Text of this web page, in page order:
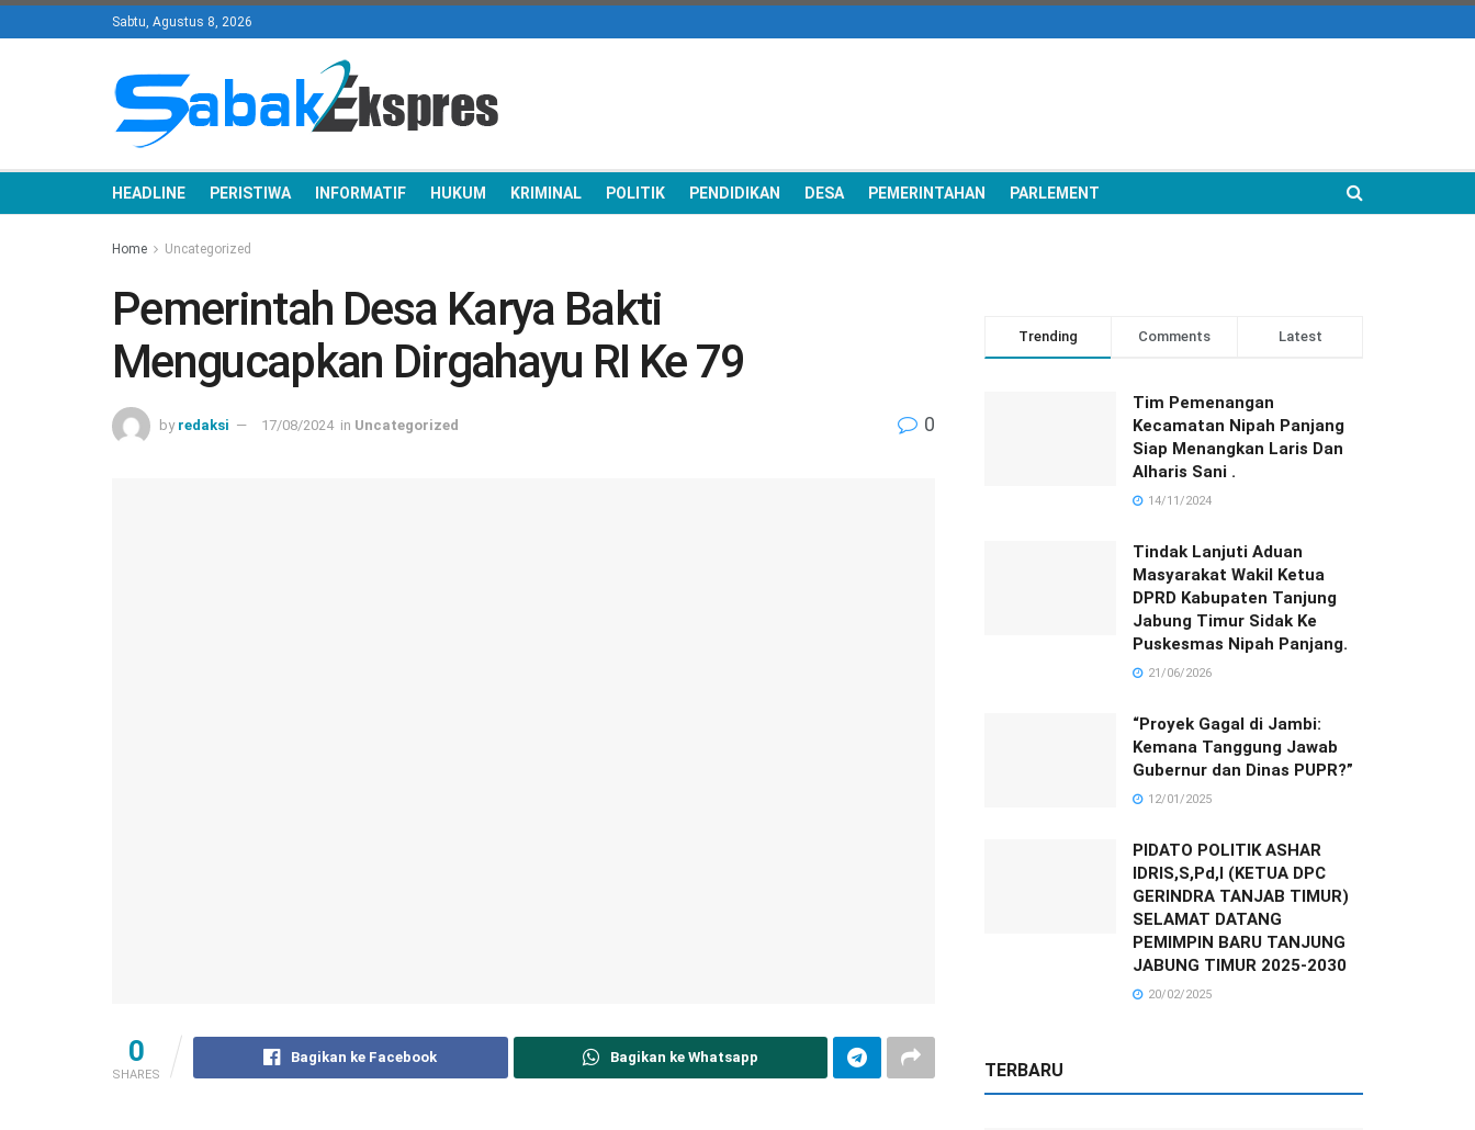
Sabtu, Agustus 8, 2026
HEADLINE PERISTIWA INFORMATIF HUKUM KRIMINAL POLITIK PENDIDIKAN DESA PEMERINTAHAN PARLEMENT
Home Uncategorized
Pemerintah Desa Karya Bakti
Mengucapkan Dirgahayu RI Ke 79
by redaksi 17/08/2024 in Uncategorized 0
0
SHARES
Bagikan ke Facebook Bagikan ke Whatsapp
Trending Comments Latest
Tim Pemenangan
Kecamatan Nipah Panjang
Siap Menangkan Laris Dan
Alharis Sani .
14/11/2024
Tindak Lanjuti Aduan
Masyarakat Wakil Ketua
DPRD Kabupaten Tanjung
Jabung Timur Sidak Ke
Puskesmas Nipah Panjang.
21/06/2026
“Proyek Gagal di Jambi:
Kemana Tanggung Jawab
Gubernur dan Dinas PUPR?”
12/01/2025
PIDATO POLITIK ASHAR
IDRIS,S,Pd,I (KETUA DPC
GERINDRA TANJAB TIMUR)
SELAMAT DATANG
PEMIMPIN BARU TANJUNG
JABUNG TIMUR 2025-2030
20/02/2025
TERBARU